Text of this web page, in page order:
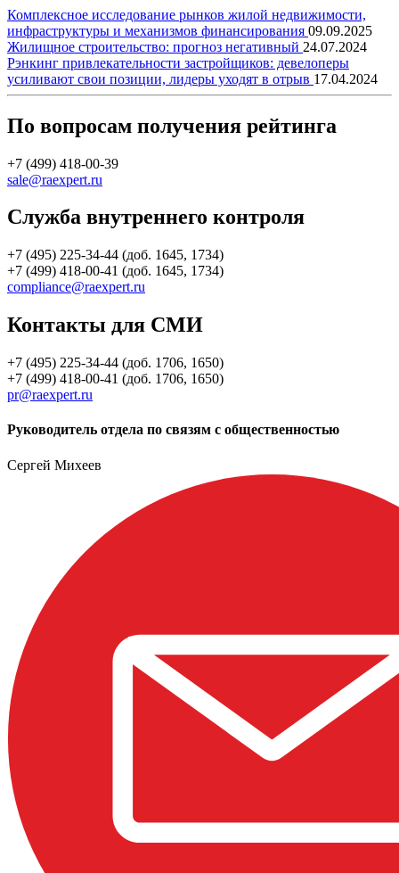
Комплексное исследование рынков жилой недвижимости,
инфраструктуры и механизмов финансирования 09.09.2025
Жилищное строительство: прогноз негативный 24.07.2024
Рэнкинг привлекательности застройщиков: девелоперы
усиливают свои позиции, лидеры уходят в отрыв 17.04.2024
По вопросам получения рейтинга
+7 (499) 418-00-39
sale@raexpert.ru
Служба внутреннего контроля
+7 (495) 225-34-44 (доб. 1645, 1734)
+7 (499) 418-00-41 (доб. 1645, 1734)
compliance@raexpert.ru
Контакты для СМИ
+7 (495) 225-34-44 (доб. 1706, 1650)
+7 (499) 418-00-41 (доб. 1706, 1650)
pr@raexpert.ru
Руководитель отдела по связям с общественностью
Сергей Михеев